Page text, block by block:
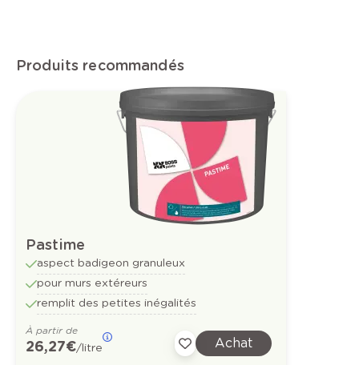
Produits recommandés
Pastime
aspect badigeon granuleux
pour murs extéreurs
remplit des petites inégalités
À partir de
26,27 €/litre Achat